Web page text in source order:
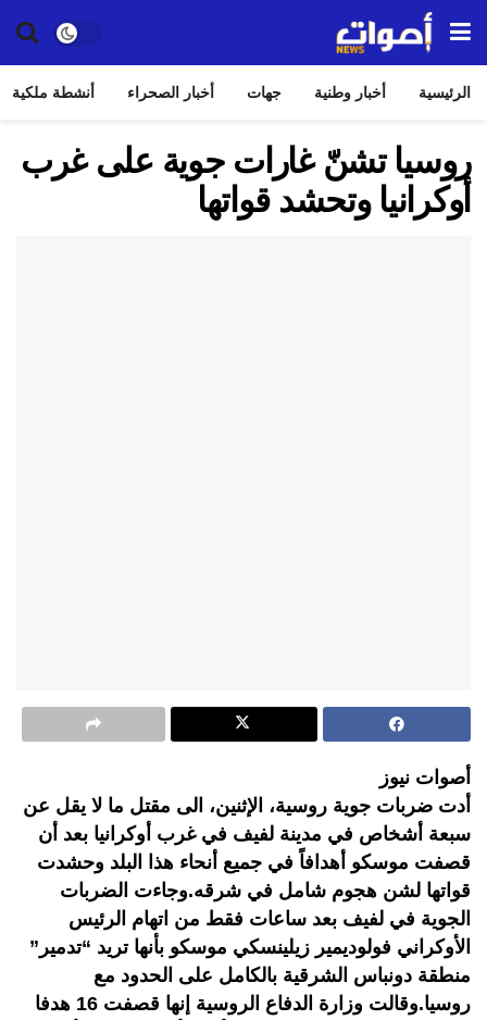
الرئيسية أخبار وطنية جهات أخبار الصحراء أنشطة ملكية
روسيا تشنّ غارات جوية على غرب
أوكرانيا وتحشد قواتها
أصوات نيوز
أدت ضربات جوية روسية، الإثنين، الى مقتل ما لا يقل عن
سبعة أشخاص في مدينة لفيف في غرب أوكرانيا بعد أن
قصفت موسكو أهدافاً في جميع أنحاء هذا البلد وحشدت
قواتها لشن هجوم شامل في شرقه.وجاءت الضربات
الجوية في لفيف بعد ساعات فقط من اتهام الرئيس
الأوكراني فولوديمير زيلينسكي موسكو بأنها تريد “تدمير”
منطقة دونباس الشرقية بالكامل على الحدود مع
روسيا.وقالت وزارة الدفاع الروسية إنها قصفت 16 هدفا